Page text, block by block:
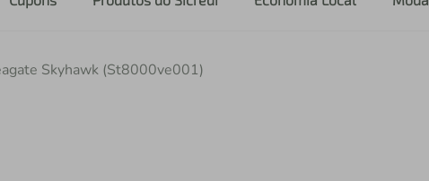
Skyhawk (St8000ve001)